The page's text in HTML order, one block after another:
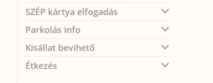
SZÉP kártya elfogadás
Parkolás info
Kisállat bevihető
Étkezés